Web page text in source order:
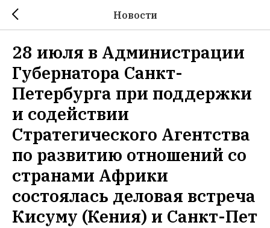
Новости
28 июля в Администрации
Губернатора Санкт-
Петербурга при поддержки
и содействии
Стратегического Агентства
по развитию отношений со
странами Африки
состоялась деловая встреча
Кисуму (Кения) и Санкт-Пет